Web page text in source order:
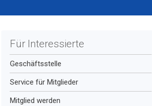
Für Interessierte
Geschäftsstelle
Service für Mitglieder
Mitglied werden